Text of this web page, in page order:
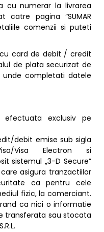
cu numerar la livrarea
catre pagina “SUMAR
comenzii si puteti
card de debit / credit
de plata securizat de
unde completati datele
exclusiv pe
debit emise sub sigla
Visa Electron si
sistemul „3-D Secure”
asigura tranzactiilor
ca pentru cele
fizic, la comerciant.
ca nici o informatie
transferata sau stocata